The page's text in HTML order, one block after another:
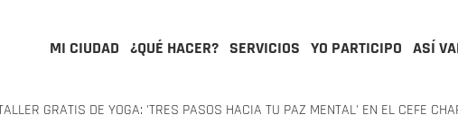
MI CIUDAD ¿QUÉ HACER? SERVICIOS YO PARTICIPO ASÍ
GRATIS DE YOGA: 'TRES PASOS HACIA TU PAZ MENTAL' EN EL CEFE